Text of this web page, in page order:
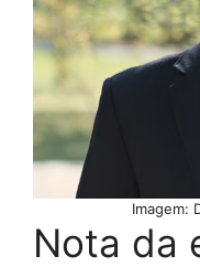
Imagem:
Nota da